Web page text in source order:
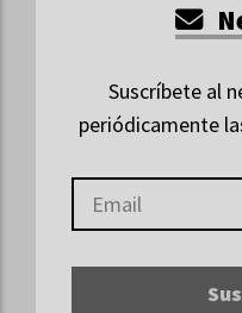
Suscríbete al
periódicamente